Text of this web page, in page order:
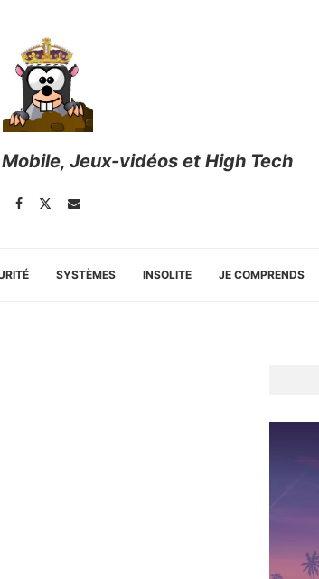
Jeux-vidéos et High Tech
SYSTÈMES INSOLITE JE COMPRENDS